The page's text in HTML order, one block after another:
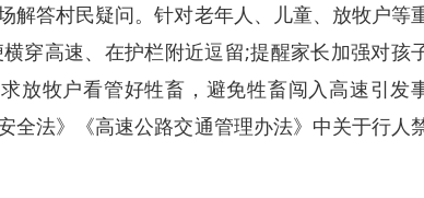
解答村民疑问。针对老年人、儿童、放牧户等
穿高速、在护栏附近逗留;提醒家长加强对孩
放牧户看管好牲畜，避免牲畜闯入高速引发
全法》《高速公路交通管理办法》中关于行人